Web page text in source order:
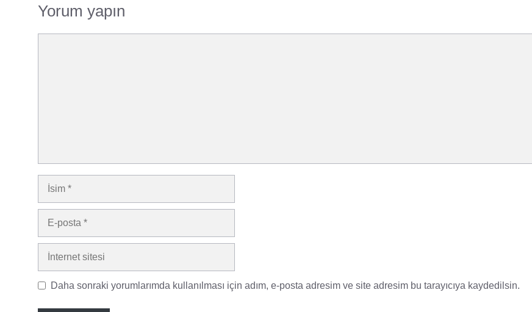
Yorum yapın
İsim
İnternet
Daha sonraki yorumlarımda kullanılması için adım, e-posta adresim ve site adresim bu tarayıcıya kaydedilsin.